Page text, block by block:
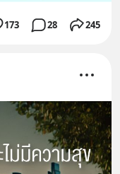
173 28 245